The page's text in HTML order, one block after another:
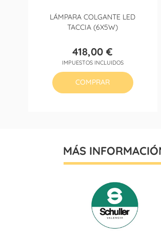
LÁMPARA COLGANTE LED
TACCIA (6X5W)
Precio
418,00 €
IMPUESTOS INCLUIDOS
COMPRAR
MÁS